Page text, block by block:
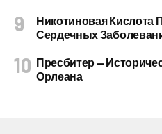
Никотиновая Кислота
Сердечных
Пресбитер —
Орлеана